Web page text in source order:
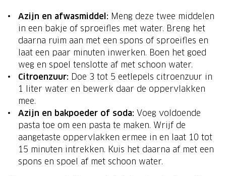
Azijn en afwasmiddel: Meng deze twee middelen
in een bakje of sproeifles met water. Breng het
daarna ruim aan met een spons of sproeifles en
laat een paar minuten inwerken. Boen het goed
weg en spoel tenslotte af met schoon water.
Citroenzuur: Doe 3 tot 5 eetlepels citroenzuur in
1 liter water en bewerk daar de oppervlakken
mee.
Azijn en bakpoeder of soda: Voeg voldoende
pasta toe om een pasta te maken. Wrijf de
aangetaste oppervlakken ermee in en laat 10 tot
15 minuten intrekken. Kuis het daarna af met een
spons en spoel af met schoon water.